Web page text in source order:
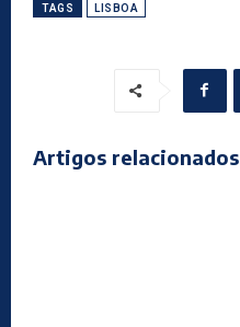
TAGS LISBOA
Artigos relacionados